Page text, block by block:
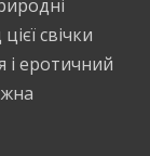
свічки
і еротичний